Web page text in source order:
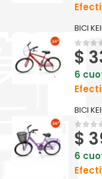
BICI
0out
$
6
BICI
0out
$
6